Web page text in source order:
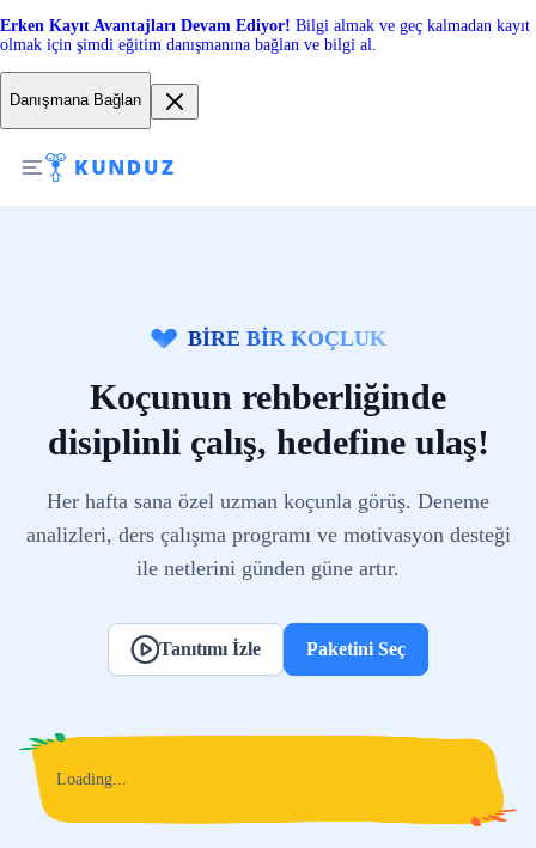
Erken Kayıt Avantajları Devam Ediyor! Bilgi almak ve geç kalmadan kayıt
olmak için şimdi eğitim danışmanına bağlan ve bilgi al.
Danışmana Bağlan
BİRE BİR KOÇLUK
Koçunun rehberliğinde
disiplinli çalış, hedefine ulaş!
Her hafta sana özel uzman koçunla görüş. Deneme
analizleri, ders çalışma programı ve motivasyon desteği
ile netlerini günden güne artır.
Tanıtımı İzle Paketini Seç
Loading...